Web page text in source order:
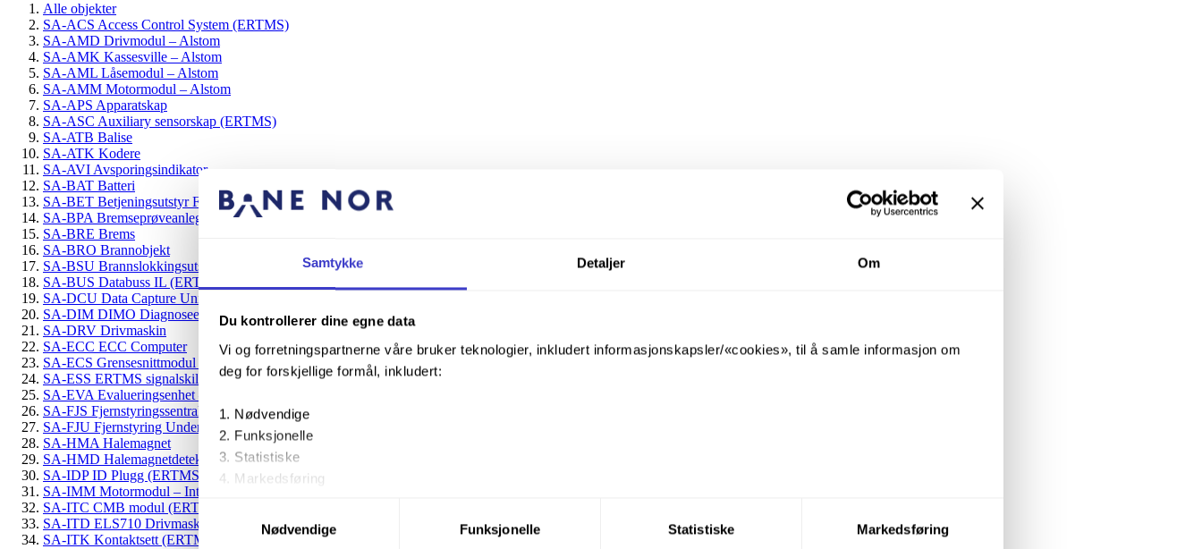
Samtykke Detaljer Om
Du kontrollerer dine egne data
Vi og forretningspartnerne våre bruker teknologier, inkludert informasjonskapsler/«cookies», til å samle informasjon om
deg for forskjellige formål, inkludert:
Nødvendige
Funksjonelle
Statistiske
Markedsføring
Ved å trykke «Godta alle» gir du din tillatelse til alle disse formålene. Du kan også velge formålet du vil samtykke til ved å
trykke på avmerkingsboksen under formålet, og deretter trykke «Lagre innstillingene».
Samtykkevalg
Nødvendige
Funksjonelle Statistiske Markedsføring
Alle objekter
SA-ACS Access Control System (ERTMS)
SA-AMD Drivmodul – Alstom
SA-AMK Kassesville – Alstom
SA-AML Låsemodul – Alstom
SA-AMM Motormodul – Alstom
SA-APS Apparatskap
SA-ASC Auxiliary sensorskap (ERTMS)
SA-ATB Balise
SA-ATK Kodere
SA-AVI Avsporingsindikator
SA-BAT Batteri
SA-BET Betjeningsutstyr Frittstående
SA-BPA Bremseprøveanlegg
SA-BRE Brems
SA-BRO Brannobjekt
SA-BSU Brannslokkingsutstyr
SA-BUS Databuss IL (ERTMS)
SA-DCU Data Capture Unit (ERTMS)
SA-DIM DIMO Diagnoseenhet (ERTMS)
SA-DRV Drivmaskin
SA-ECC ECC Computer
SA-ECS Grensesnittmodul RBC/GSM-R
SA-ESS ERTMS signalskilt
SA-EVA Evalueringsenhet – akselteller
SA-FJS Fjernstyringssentral
SA-FJU Fjernstyring Undersentral
SA-HMA Halemagnet
SA-HMD Halemagnetdetektor
SA-IDP ID Plugg (ERTMS)
SA-IMM Motormodul – Integra
SA-ITC CMB modul (ERTMS)
SA-ITD ELS710 Drivmaskin (ERTMS)
SA-ITK Kontaktsett (ERTMS)